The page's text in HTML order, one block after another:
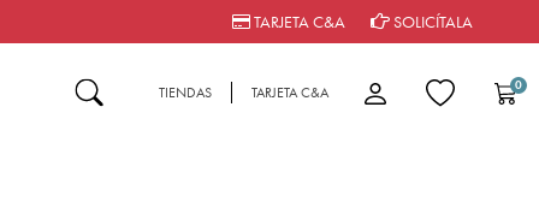
TARJETA C&A SOLICÍTALA
TIENDAS TARJETA C&A 0